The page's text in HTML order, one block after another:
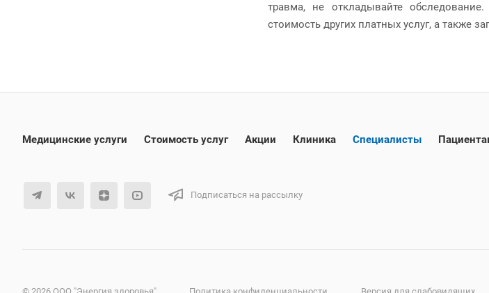
травма, не откладывайте
стоимость других платных услуг, а также
Медицинские услуги Стоимость услуг Акции Клиника Специалисты
Подписаться на рассылку
© 2026 ООО "Энергия здоровья" Политика конфиденциальности Версия для слабовидящих